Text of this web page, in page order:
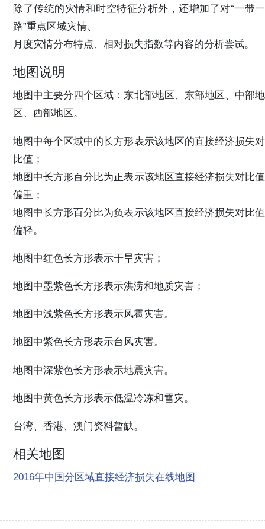
除了传统的灾情和时空特征分析外，还增加了对“一带一
路”重点区域灾情、
月度灾情分布特点、相对损失指数等内容的分析尝试。
地图说明
地图中主要分四个区域：东北部地区、东部地区、中部地
区、西部地区。
地图中每个区域中的长方形表示该地区的直接经济损失对
比值；
地图中长方形百分比为正表示该地区直接经济损失对比值
偏重；
地图中长方形百分比为负表示该地区直接经济损失对比值
偏轻。
地图中红色长方形表示干旱灾害；
地图中墨紫色长方形表示洪涝和地质灾害；
地图中浅紫色长方形表示风雹灾害。
地图中紫色长方形表示台风灾害。
地图中深紫色长方形表示地震灾害。
地图中黄色长方形表示低温冷冻和雪灾。
台湾、香港、澳门资料暂缺。
相关地图
2016年中国分区域直接经济损失在线地图